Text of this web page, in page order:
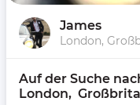
James
London,
Auf der Suche
London,